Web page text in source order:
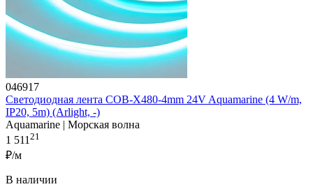
046917
Светодиодная лента COB-X480-4mm 24V Aquamarine (4 W/m,
IP20, 5m) (Arlight, -)
Aquamarine | Морская волна
1 51121
₽/м
В наличии